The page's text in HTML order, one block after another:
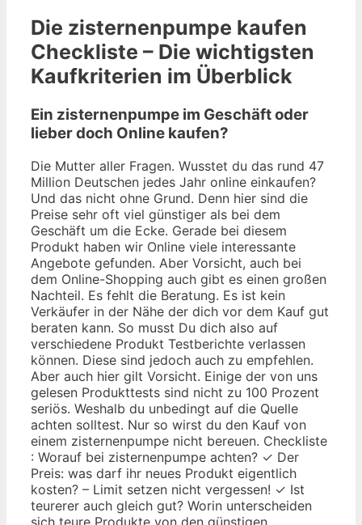
Die zisternenpumpe kaufen
Checkliste – Die wichtigsten
Kaufkriterien im Überblick
Ein zisternenpumpe im Geschäft oder
lieber doch Online kaufen?
Die Mutter aller Fragen. Wusstet du das rund 47
Million Deutschen jedes Jahr online einkaufen?
Und das nicht ohne Grund. Denn hier sind die
Preise sehr oft viel günstiger als bei dem
Geschäft um die Ecke. Gerade bei diesem
Produkt haben wir Online viele interessante
Angebote gefunden. Aber Vorsicht, auch bei
dem Online-Shopping auch gibt es einen großen
Nachteil. Es fehlt die Beratung. Es ist kein
Verkäufer in der Nähe der dich vor dem Kauf gut
beraten kann. So musst Du dich also auf
verschiedene Produkt Testberichte verlassen
können. Diese sind jedoch auch zu empfehlen.
Aber auch hier gilt Vorsicht. Einige der von uns
gelesen Produkttests sind nicht zu 100 Prozent
seriös. Weshalb du unbedingt auf die Quelle
achten solltest. Nur so wirst du den Kauf von
einem zisternenpumpe nicht bereuen. Checkliste
: Worauf bei zisternenpumpe achten? ✓ Der
Preis: was darf ihr neues Produkt eigentlich
kosten? – Limit setzen nicht vergessen! ✓ Ist
teurerer auch gleich gut? Worin unterscheiden
sich teure Produkte von den günstigen